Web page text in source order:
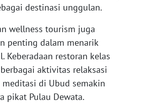
destinasi unggulan.
wellness tourism juga
penting dalam menarik
Keberadaan restoran kelas
aktivitas relaksasi
di Ubud semakin
pikat Pulau Dewata.